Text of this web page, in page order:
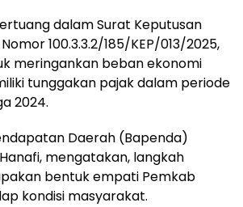
dalam Surat Keputusan
100.3.3.2/185/KEP/013/2025,
meringankan beban ekonomi
tunggakan pajak dalam periode
2024.
Daerah (Bapenda)
mengatakan, langkah
bentuk empati Pemkab
kondisi masyarakat.